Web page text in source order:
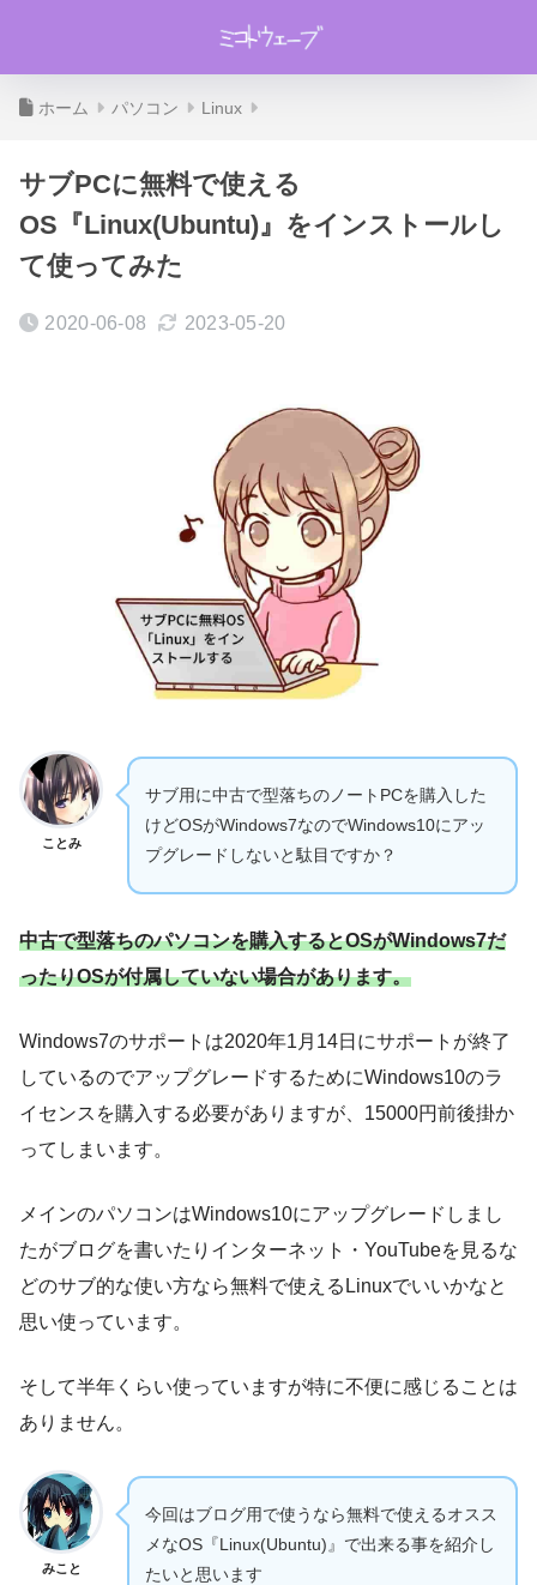
ホーム パソコン Linux
サブPCに無料で使える
OS『Linux(Ubuntu)』をインストールし
て使ってみた
2020-06-08 2023-05-20
ことみ
サブ用に中古で型落ちのノートPCを購入した
けどOSがWindows7なのでWindows10にアッ
プグレードしないと駄目ですか？
中古で型落ちのパソコンを購入するとOSがWindows7だ
ったりOSが付属していない場合があります。
Windows7のサポートは2020年1月14日にサポートが終了
しているのでアップグレードするためにWindows10のラ
イセンスを購入する必要がありますが、15000円前後掛か
ってしまいます。
メインのパソコンはWindows10にアップグレードしまし
たがブログを書いたりインターネット・YouTubeを見るな
どのサブ的な使い方なら無料で使えるLinuxでいいかなと
思い使っています。
そして半年くらい使っていますが特に不便に感じることは
ありません。
みこと
今回はブログ用で使うなら無料で使えるオスス
メなOS『Linux(Ubuntu)』で出来る事を紹介し
たいと思います